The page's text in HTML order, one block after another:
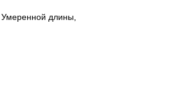
длины,